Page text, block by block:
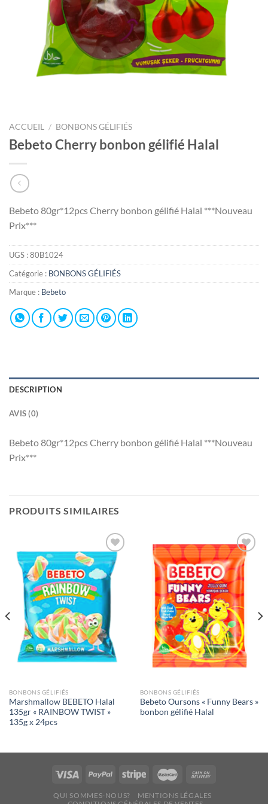
ACCUEIL / BONBONS GÉLIFIÉS
Bebeto Cherry bonbon gélifié Halal
Bebeto 80gr*12pcs Cherry bonbon gélifié Halal ***Nouveau
Prix***
UGS :80B1024
Catégorie : BONBONS GÉLIFIÉS
Marque : Bebeto
DESCRIPTION
AVIS (0)
Bebeto 80gr*12pcs Cherry bonbon gélifié Halal ***Nouveau
Prix***
PRODUITS SIMILAIRES
Ajouter
à la liste
de
souhaits
BONBONS GÉLIFIÉS
Marshmallow BEBETO Halal
135gr « RAINBOW TWIST »
135g x 24pcs
Ajouter
à la liste
de
souhaits
BONBONS GÉLIFIÉS
Bebeto Oursons « Funny Bears »
bonbon gélifié Halal
QUI SOMMES-NOUS?
MENTIONS LÉGALES